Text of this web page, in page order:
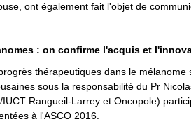
ont également fait l'objet de
: on confirme l'acquis et
thérapeutiques dans le mélanome
sous la responsabilité du Pr
IUCT Rangueil-Larrey et Oncopole)
à l'ASCO 2016.